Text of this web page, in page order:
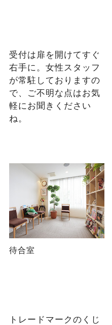
受付は扉を開けてすぐ
右手に。女性スタッフ
が常駐しておりますの
で、ご不明な点はお気
軽にお聞きください
ね。
待合室
トレードマークのくじ